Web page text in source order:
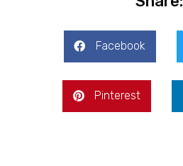
Facebook
Pinterest